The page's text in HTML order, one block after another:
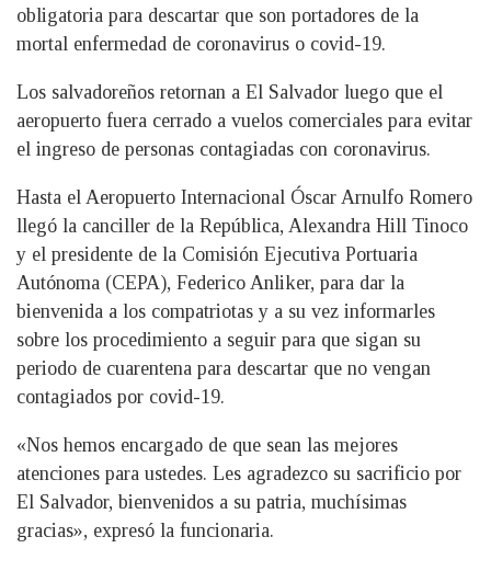
obligatoria para descartar que son portadores de la
mortal enfermedad de coronavirus o covid-19.
Los salvadoreños retornan a El Salvador luego que el
aeropuerto fuera cerrado a vuelos comerciales para evitar
el ingreso de personas contagiadas con coronavirus.
Hasta el Aeropuerto Internacional Óscar Arnulfo Romero
llegó la canciller de la República, Alexandra Hill Tinoco
y el presidente de la Comisión Ejecutiva Portuaria
Autónoma (CEPA), Federico Anliker, para dar la
bienvenida a los compatriotas y a su vez informarles
sobre los procedimiento a seguir para que sigan su
periodo de cuarentena para descartar que no vengan
contagiados por covid-19.
«Nos hemos encargado de que sean las mejores
atenciones para ustedes. Les agradezco su sacrificio por
El Salvador, bienvenidos a su patria, muchísimas
gracias», expresó la funcionaria.